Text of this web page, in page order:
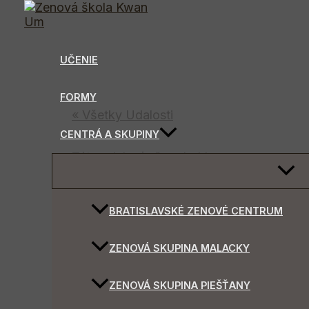
Preskočiť
UČENIE
FORMY
CENTRÁ A SKUPINY
MENU
BRATISLAVSKÉ ZENOVÉ CENTRUM
ZENOVÁ SKUPINA MALACKY
ZENOVÁ SKUPINA PIEŠŤANY
Táto udalosť už prebehla.
BZC – Júlový
4 júla @ 7:00 am-4:00 pm